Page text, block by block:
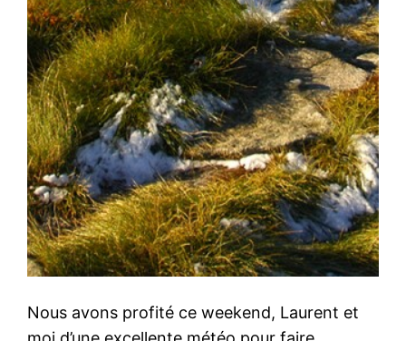
Nous avons profité ce weekend, Laurent et